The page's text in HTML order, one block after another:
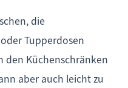
die
Tupperdosen
den Küchenschränken
aber auch leicht zu